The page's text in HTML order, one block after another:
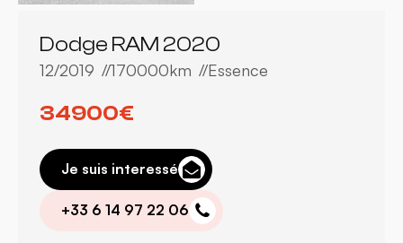
Dodge RAM 2020
12/2019 170000km Essence
34900€
Je suis interessé
+33 6 14 97 22 06